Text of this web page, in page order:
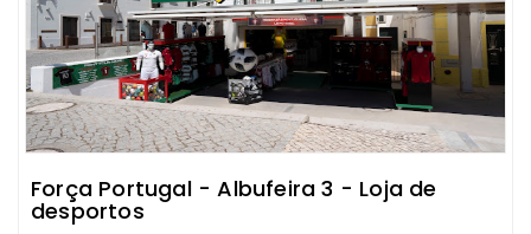
Força Portugal - Albufeira 3 - Loja de
desportos